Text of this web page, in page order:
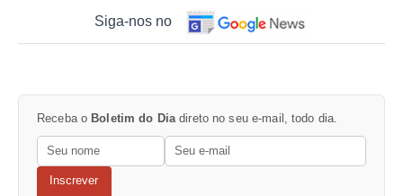
Siga-nos no
Receba o Boletim do Diadireto no seu e-mail, todo dia.
Inscrever